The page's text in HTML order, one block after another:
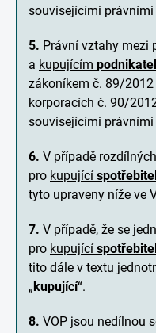
souvisejícími právními
5. Právní vztahy mezi
a kupujícím
zákoníkem č. 89/
korporacích č. 90/
souvisejícími právními
6. V případě
pro kupující
tyto upraveny níže ve
7. V případě, že se
pro kupující
tito dále v textu
„kupující“.
8. VOP jsou nedílnou